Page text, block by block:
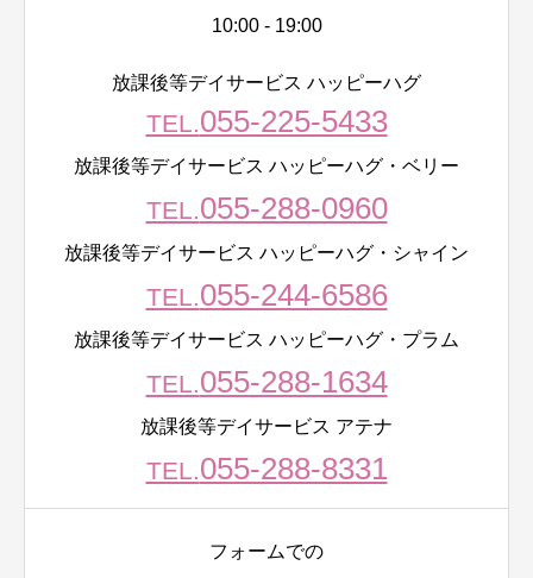
10:00 - 19:00
放課後等デイサービス ハッピーハグ
TEL.055-225-5433
放課後等デイサービス ハッピーハグ・ベリー
TEL.055-288-0960
放課後等デイサービス ハッピーハグ・シャイン
TEL.055-244-6586
放課後等デイサービス ハッピーハグ・プラム
TEL.055-288-1634
放課後等デイサービス アテナ
TEL.055-288-8331
フォームでの